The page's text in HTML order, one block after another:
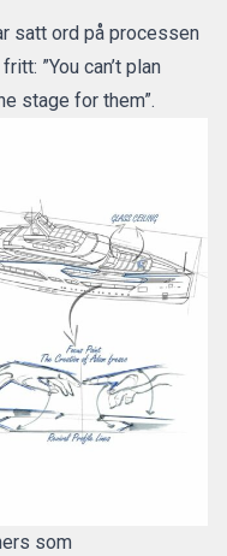
satt ord på processen
”You can’t plan
stage for them”.
som